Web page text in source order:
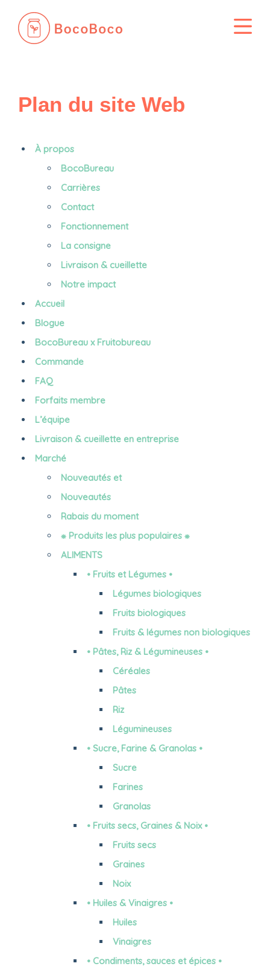
contenuPlan du site Web
À propos
BocoBureau
Carrières
Contact
Fonctionnement
La consigne
Livraison & cueillette
Notre impact
Accueil
Blogue
BocoBureau x Fruitobureau
Commande
FAQ
Forfaits membre
L’équipe
Livraison & cueillette en entreprise
Marché
Nouveautés et
Nouveautés
Rabais du moment
⁕ Produits les plus populaires ⁕
ALIMENTS
• Fruits et Légumes •
Légumes biologiques
Fruits biologiques
Fruits & légumes non biologiques
• Pâtes, Riz & Légumineuses •
Céréales
Pâtes
Riz
Légumineuses
• Sucre, Farine & Granolas •
Sucre
Farines
Granolas
• Fruits secs, Graines & Noix •
Fruits secs
Graines
Noix
• Huiles & Vinaigres •
Huiles
Vinaigres
• Condiments, sauces et épices •